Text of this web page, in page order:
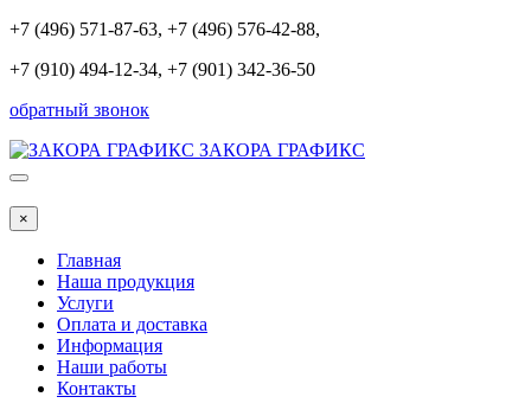
+7 (496) 571-87-63, +7 (496) 576-42-88,
+7 (910) 494-12-34, +7 (901) 342-36-50
обратный звонок
ЗАКОРА ГРАФИКС
×
Главная
Наша продукция
Услуги
Оплата и доставка
Информация
Наши работы
Контакты